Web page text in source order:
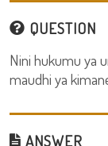
QUESTION
Nini hukumu ya
maudhi ya
ANSWER